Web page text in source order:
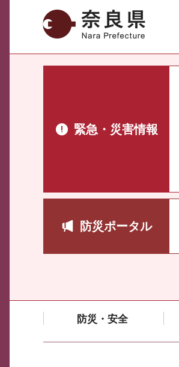
奈良県
緊急・災害情報
防災ポータル
防災・安全